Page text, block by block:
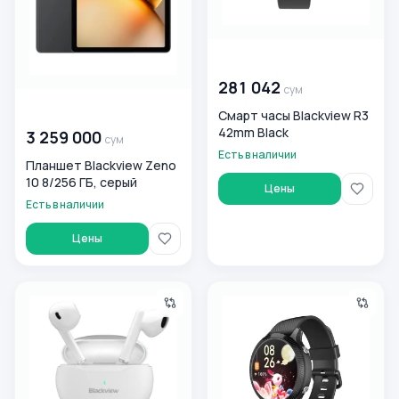
3 259 000 сум
Планшет Blackview Zeno
10 8/256 ГБ, серый
Есть в наличии
Цены
281 042 сум
Смарт часы Blackview R3
42mm Black
Есть в наличии
Цены